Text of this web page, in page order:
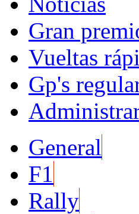
Gran
Vueltas
Gp's
General
F1
Rally